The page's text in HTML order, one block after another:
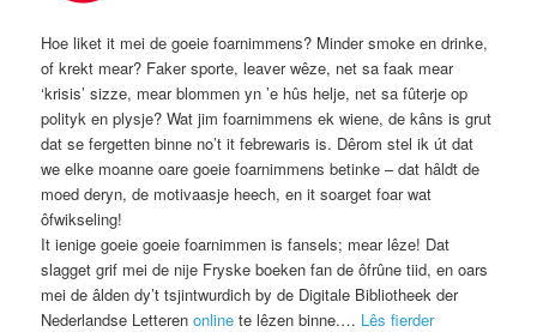
Hoe liket it mei de goeie foarnimmens? Minder smoke en drinke,
of krekt mear? Faker sporte, leaver wêze, net sa faak mear
‘krisis’ sizze, mear blommen yn ’e hûs helje, net sa fûterje op
polityk en plysje? Wat jim foarnimmens ek wiene, de kâns is grut
dat se fergetten binne no’t it febrewaris is. Dêrom stel ik út dat
we elke moanne oare goeie foarnimmens betinke – dat hâldt de
moed deryn, de motivaasje heech, en it soarget foar wat
ôfwikseling!
It ienige goeie goeie foarnimmen is fansels; mear lêze! Dat
slagget grif mei de nije Fryske boeken fan de ôfrûne tiid, en oars
mei de âlden dy’t tsjintwurdich by de Digitale Bibliotheek der
Nederlandse Letterenonline te lêzen binne.… Lês fierder